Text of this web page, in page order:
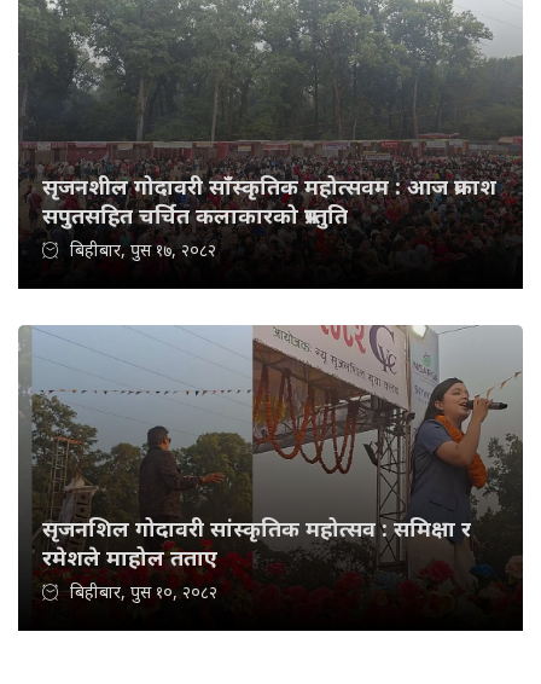
सृजनशील गोदावरी साँस्कृतिक महोत्सवम : आज प्रकाश
सपुतसहित चर्चित कलाकारको प्रस्तुति
बिहीबार, पुस १७, २०८२
सृजनशिल गोदावरी सांस्कृतिक महोत्सव : समिक्षा र
रमेशले माहोल तताए
बिहीबार, पुस १०, २०८२